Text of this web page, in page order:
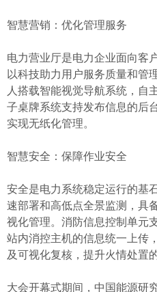
智慧营销：优化管理服务
电力营业厅是电力企业面向客
以科技助力用户服务质量和管
人搭载智能视觉导航系统，自
子桌牌系统支持发布信息的后
实现无纸化管理。
智慧安全：保障作业安全
安全是电力系统稳定运行的基
速部署和高低点全景监测，具
视化管理。消防信息控制单元
站内消控主机的信息统一上传
及可视化复核，提升火情处置
大会开幕式期间，中国能源研